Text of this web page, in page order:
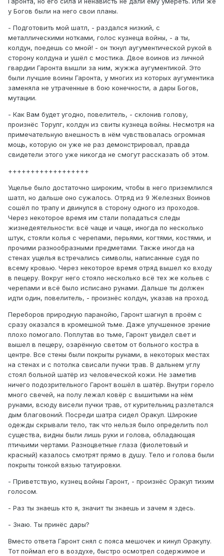
у Богов были на него свои планы.
- Подготовить мой шатл, - раздался низкий, с
металлическими нотками, голос кузнеца войны, - а ты,
колдун, поедешь со мной! - он ткнул аугументической рукой в
сторону колдуна и ушёл с мостика. Двое воинов из личной
гвардии Гаронта вышли за ним, жужжа аугументикой. Это
были лучшие воины Гаронта, у многих из которых аугументика
заменяла не утраченные в бою конечности, а дары Богов,
мутации.
- Как Вам будет угодно, повелитель, - склонив голову,
произнёс Торулг, колдун из свиты кузнеца войны. Несмотря на
примечательную внешность в нём чувствовалась огромная
мощь, которую он уже не раз демонстрировал, правда
свидетели этого уже никогда не смогут рассказать об этом.
++++++++++++++++++
Ущелье было достаточно широким, чтобы в него приземлился
шатл, но дальше оно сужалось. Отряд из 9 Железных Воинов
сошёл по трапу и двинулся в сторону одного из проходов.
Через некоторое время им стали попадаться следы
жизнедеятельности: всё чаще и чаще, иногда по несколько
штук, стояли колья с черепами, перьями, когтями, костями, и
прочими разнообразными предметами. Также иногда на
стенах ущелья встречались символы, написанные судя по
всему кровью. Через некоторое время отряд вышел ко входу
в пещеру. Вокруг него стояло несколько всё тех же кольев с
черепами и всё было исписано рунами. Дальше ты должен
идти один, повелитель, - произнёс колдун, указав на проход.
Переборов природную паранойю, Гаронт шагнул в проём с
сразу оказался в кромешной тьме. Даже улучшенное зрение
плохо помогало. Поплутав во тьме, Гаронт увидел свет и
вышел в пещеру, озарённую светом от больного костра в
центре. Все стены были покрыты рунами, в некоторых местах
на стенах и с потолка свисали пучки трав. В дальнем углу
стоял больной шатёр из человеческой кожи. Не заметив
ничего подозрительного Гаронт вошёл в шатёр. Внутри горело
много свечей, на полу лежал ковёр с вышитыми на нём
рунами, всюду висели пучки трав, от курительниц разлетался
дым благовоний. Посреди шатра сидел Оракул. Широкие
одежды скрывали тело, так что нельзя было определить пол
существа, видны были лишь руки и голова, обладающая
птичьими чертами. Разноцветные глаза (фиолетовый и
красный) казалось смотрят прямо в душу. Тело и голова были
покрыты тонкой вязью татуировки.
- Приветствую, кузнец войны Гаронт, - произнёс Оракул тихим
голосом.
- Раз ты знаешь кто я, значит ты знаешь и зачем я здесь.
- Знаю. Ты принёс дары?
Вместо ответа Гаронт снял с пояса мешочек и кинул Оракулу.
Тот поймал его в воздухе, быстро осмотрел содержимое и